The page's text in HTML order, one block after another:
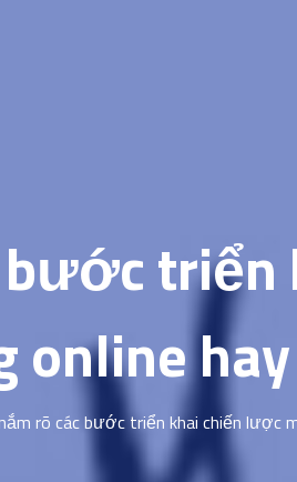
bước
online
rõ các bước triển khai chiến lược